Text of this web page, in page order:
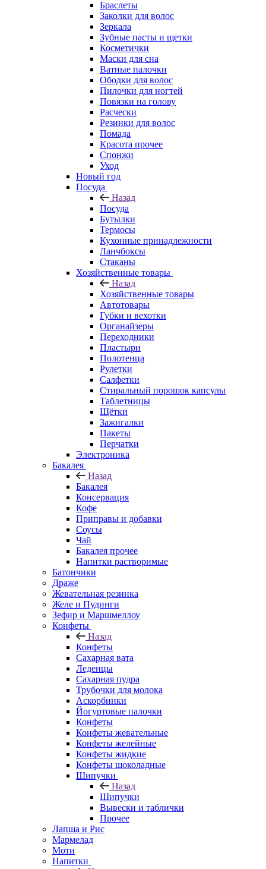
Браслеты
Заколки для волос
Зеркала
Зубные пасты и щетки
Косметички
Маски для сна
Ватные палочки
Ободки для волос
Пилочки для ногтей
Повязки на голову
Расчески
Резинки для волос
Помада
Красота прочее
Спонжи
Уход
Новый год
Посуда
Назад
Посуда
Бутылки
Термосы
Кухонные принадлежности
Ланчбоксы
Стаканы
Хозяйственные товары
Назад
Хозяйственные товары
Автотовары
Губки и вехотки
Органайзеры
Переходники
Пластыри
Полотенца
Рулетки
Салфетки
Стиральный порошок капсулы
Таблетницы
Щётки
Зажигалки
Пакеты
Перчатки
Электроника
Бакалея
Назад
Бакалея
Консервация
Кофе
Приправы и добавки
Соусы
Чай
Бакалея прочее
Напитки растворимые
Батончики
Драже
Жевательная резинка
Желе и Пудинги
Зефир и Маршмеллоу
Конфеты
Назад
Конфеты
Сахарная вата
Леденцы
Сахарная пудра
Трубочки для молока
Аскорбинки
Йогуртовые палочки
Конфеты
Конфеты жевательные
Конфеты желейные
Конфеты жидкие
Конфеты шоколадные
Шипучки
Назад
Шипучки
Вывески и таблички
Прочее
Лапша и Рис
Мармелад
Моти
Напитки